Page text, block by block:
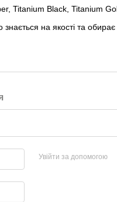
Titanium Black, Titanium
на якості та обирає
Увійти за допомогою